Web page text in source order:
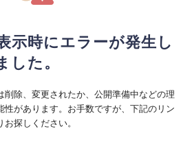
示時にエラーが発生し
した。
削除、変更されたか、公開準備中などの理
性があります。お手数ですが、下記のリン
お探しください。